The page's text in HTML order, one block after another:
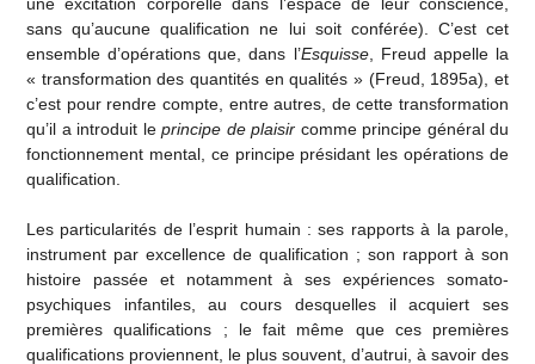
une excitation corporelle dans l’espace de leur conscience,
sans qu’aucune qualification ne lui soit conférée). C’est cet
ensemble d’opérations que, dans l’Esquisse, Freud appelle la
« transformation des quantités en qualités » (Freud, 1895a), et
c’est pour rendre compte, entre autres, de cette transformation
qu’il a introduit le principe de plaisir comme principe général du
fonctionnement mental, ce principe présidant les opérations de
qualification.
Les particularités de l’esprit humain : ses rapports à la parole,
instrument par excellence de qualification ; son rapport à son
histoire passée et notamment à ses expériences somato-
psychiques infantiles, au cours desquelles il acquiert ses
premières qualifications ; le fait même que ces premières
qualifications proviennent, le plus souvent, d’autrui, à savoir des